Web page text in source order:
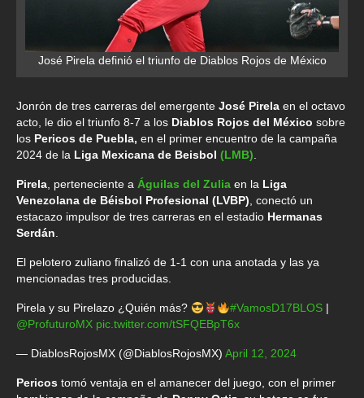
José Pirela definió el triunfo de Diablos Rojos de México
Jonrón de tres carreras del emergente José Pirela en el octavo
acto, le dio el triunfo 8-7 a los Diablos Rojos del México sobre
los Pericos de Puebla, en el primer encuentro de la campaña
2024 de la Liga Mexicana de Beisbol (LMB).
Pirela, perteneciente a Águilas del Zulia en la Liga
Venezolana de Béisbol Profesional (LVBP), conectó un
estacazo impulsor de tres carreras en el estadio Hermanas
Serdán.
El pelotero zuliano finalizó de 1-1 con una anotada y las ya
mencionadas tres producidas.
Pirela y su Pirelazo ¿Quién más? #VamosD17BLOS|
@ProfuturoMX pic.twitter.com/tSFQEBpT6x
— DiablosRojosMX (@DiablosRojosMX) April 12, 2024
Pericos tomó ventaja en el amanecer del juego, con el primer